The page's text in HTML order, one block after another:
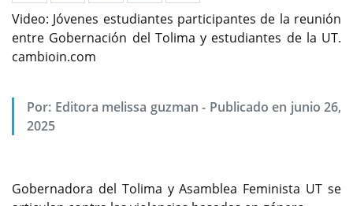
Video: Jóvenes estudiantes participantes de la reunión
entre Gobernación del Tolima y estudiantes de la UT.
cambioin.com
Por: Editora melissa guzman - Publicado en junio 26,
2025
Gobernadora del Tolima y Asamblea Feminista UT se